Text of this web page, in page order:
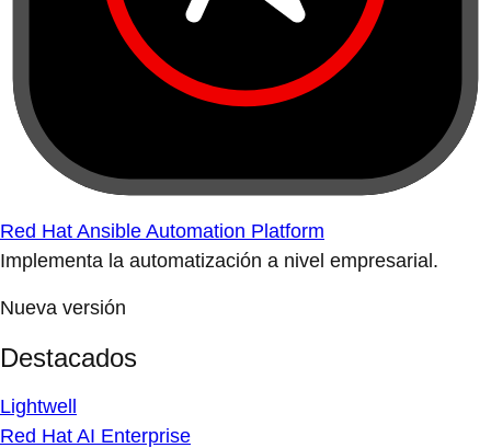
Red Hat Ansible Automation Platform
Implementa la automatización a nivel empresarial.
Nueva versión
Destacados
Lightwell
Red Hat AI Enterprise